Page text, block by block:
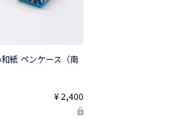
紙 ペンケース（南
¥ 2,400